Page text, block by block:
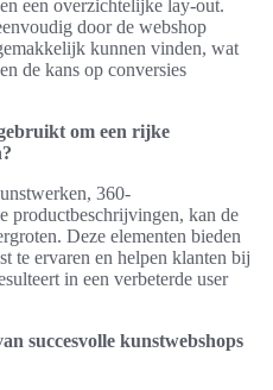
een overzichtelijke lay-out.
door de webshop
kunnen vinden, wat
de kans op conversies
om een rijke
360-
productbeschrijvingen, kan de
Deze elementen bieden
te ervaren en helpen klanten bij
in een verbeterde user
succesvolle kunstwebshops